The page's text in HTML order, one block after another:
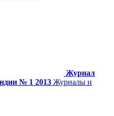
Журнал
№ 1 2013 Журналы и